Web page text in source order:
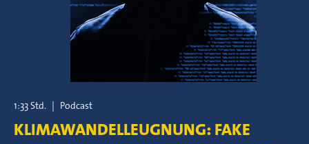
1:33 Std. | Podcast
KLIMAWANDELLEUGNUNG: FAKE